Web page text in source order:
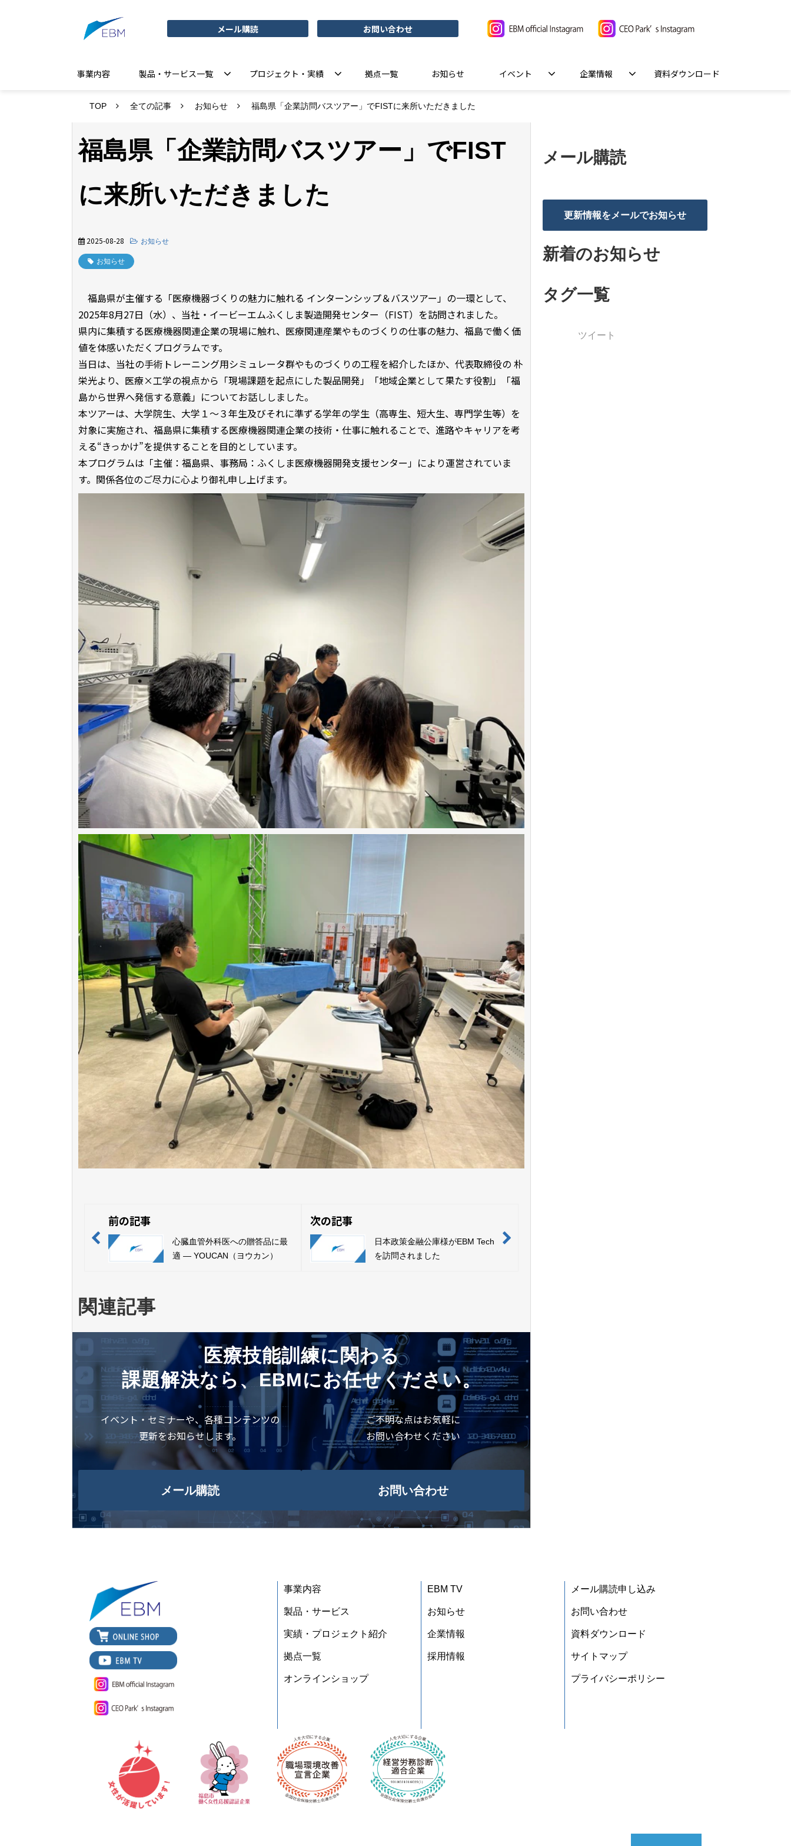
メール購読 お問い合わせ
事業内容 製品・サービス一覧 プロジェクト・実績 拠点一覧 お知らせ イベント 企業情報 資料ダウンロード
TOP 全ての記事 お知らせ 福島県「企業訪問バスツアー」でFISTに来所いただきました
福島県「企業訪問バスツアー」でFIST
に来所いただきました
2025-08-28 お知らせ
お知らせ
福島県が主催する「医療機器づくりの魅力に触れる インターンシップ＆バスツアー」の一環として、
2025年8月27日（水）、当社・イービーエムふくしま製造開発センター（FIST）を訪問されました。
県内に集積する医療機器関連企業の現場に触れ、医療関連産業やものづくりの仕事の魅力、福島で働く価
値を体感いただくプログラムです。
当日は、当社の手術トレーニング用シミュレータ群やものづくりの工程を紹介したほか、代表取締役の 朴
栄光より、医療×工学の視点から「現場課題を起点にした製品開発」「地域企業として果たす役割」「福
島から世界へ発信する意義」についてお話ししました。
本ツアーは、大学院生、大学１～３年生及びそれに準ずる学年の学生（高専生、短大生、専門学生等）を
対象に実施され、福島県に集積する医療機器関連企業の技術・仕事に触れることで、進路やキャリアを考
える“きっかけ”を提供することを目的としています。
本プログラムは「主催：福島県、事務局：ふくしま医療機器開発支援センター」により運営されていま
す。関係各位のご尽力に心より御礼申し上げます。
前の記事
心臓血管外科医への贈答品に最
適 ― YOUCAN（ヨウカン）
次の記事
日本政策金融公庫様がEBM Tech
を訪問されました
関連記事
医療技能訓練に関わる
課題解決なら、EBMにお任せください。
イベント・セミナーや、各種コンテンツの
更新をお知らせします。
メール購読
ご不明な点はお気軽に
お問い合わせください
お問い合わせ
メール購読
更新情報をメールでお知らせ
新着のお知らせ
タグ一覧
ツイート
事業内容
製品・サービス
実績・プロジェクト紹介
拠点一覧
オンラインショップ
EBM TV
お知らせ
企業情報
採用情報
メール購読申し込み
お問い合わせ
資料ダウンロード
サイトマップ
プライバシーポリシー